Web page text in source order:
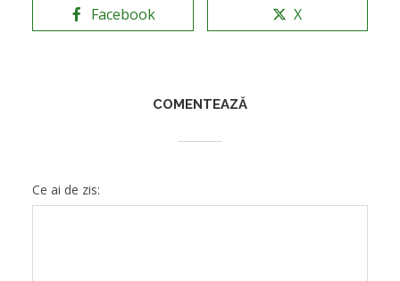
Facebook X
COMENTEAZĂ
Ce ai de zis: